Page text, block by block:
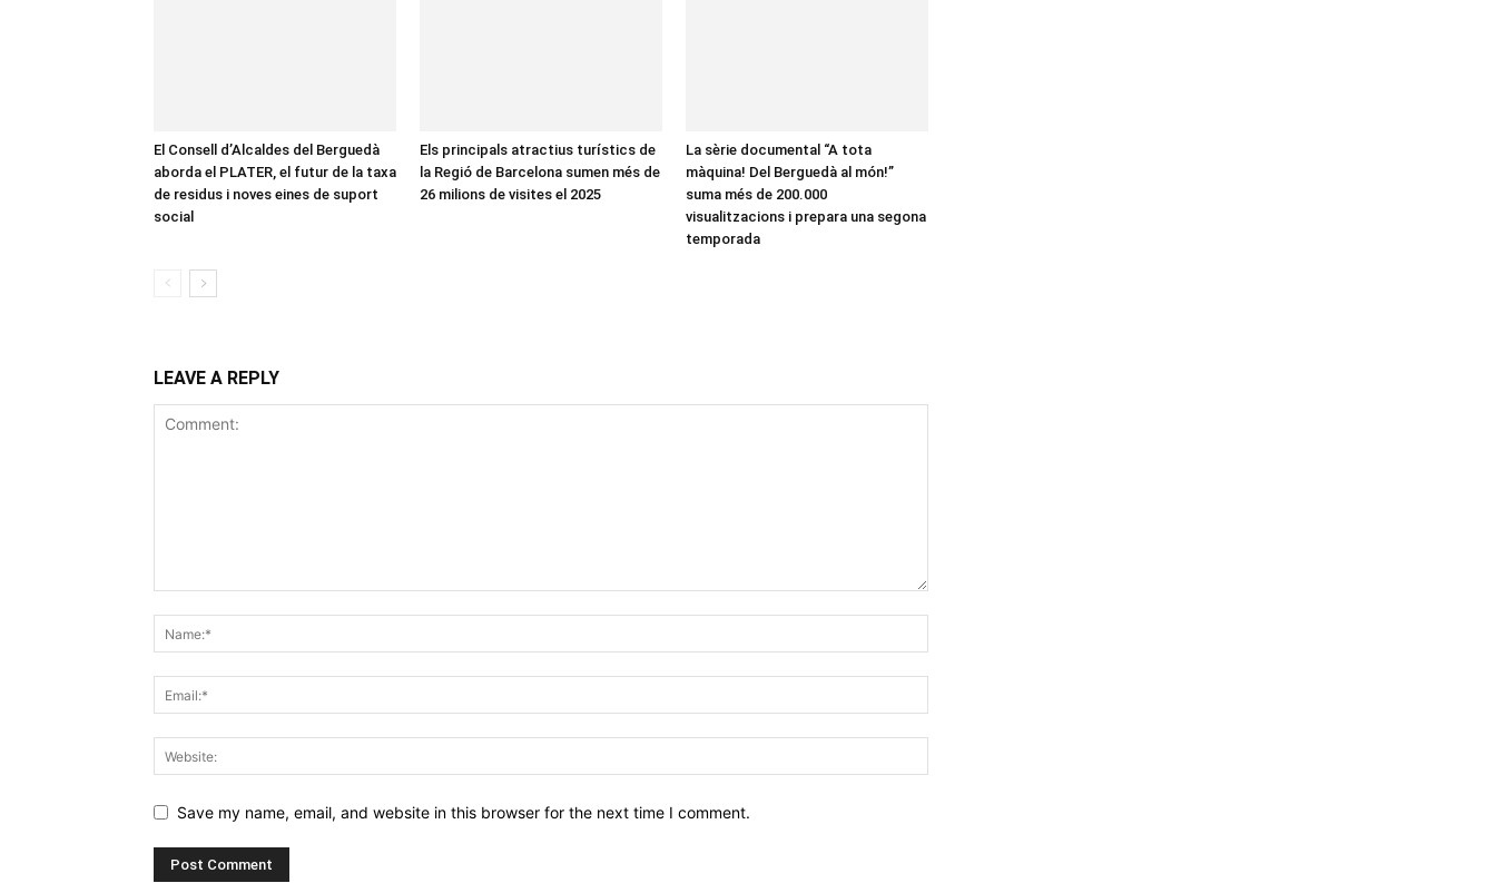
El Consell d’Alcaldes del Berguedà
aborda el PLATER, el futur de la taxa
de residus i noves eines de suport
social
Els principals atractius turístics de
la Regió de Barcelona sumen més de
26 milions de visites el 2025
La sèrie documental “A tota
màquina! Del Berguedà al món!”
suma més de 200.000
visualitzacions i prepara una segona
temporada
LEAVE A REPLY
Save my name, email, and website in this browser for the next time I comment.